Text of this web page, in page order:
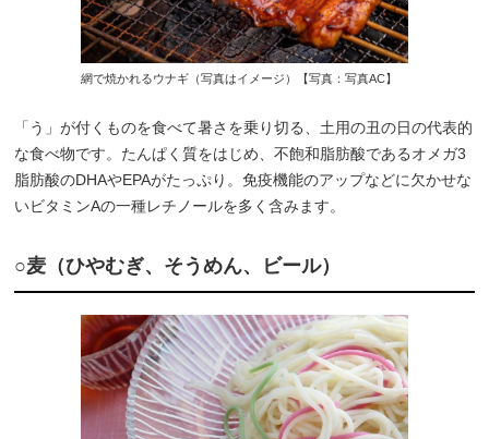
網で焼かれるウナギ（写真はイメージ）【写真：写真AC】
「う」が付くものを食べて暑さを乗り切る、土用の丑の日の代表的
な食べ物です。たんぱく質をはじめ、不飽和脂肪酸であるオメガ3
脂肪酸のDHAやEPAがたっぷり。免疫機能のアップなどに欠かせな
いビタミンAの一種レチノールを多く含みます。
○麦（ひやむぎ、そうめん、ビール）